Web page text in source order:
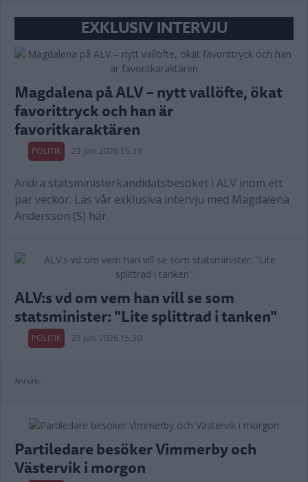
EXKLUSIV INTERVJU
Magdalena på ALV – nytt vallöfte, ökat
favorittryck och han är
favoritkaraktären
POLITIK 23 juni 2026 15.33
Andra statsministerkandidatsbesöket i ALV inom ett
par veckor. Läs vår exklusiva intervju med Magdalena
Andersson (S) här.
ALV:s vd om vem han vill se som
statsminister: "Lite splittrad i tanken"
POLITIK 23 juni 2026 15.30
Annons:
Partiledare besöker Vimmerby och
Västervik i morgon